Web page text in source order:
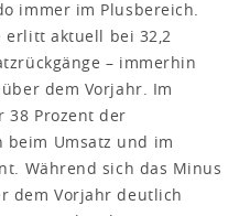
immer im Plusbereich.
erlitt aktuell bei 32,2
– immerhin
dem Vorjahr. Im
38 Prozent der
beim Umsatz und im
Während sich das Minus
dem Vorjahr deutlich